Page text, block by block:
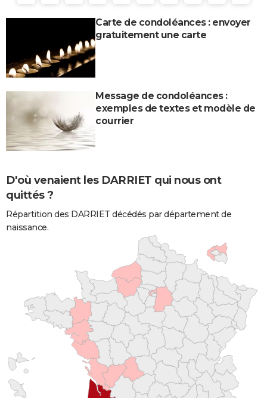
Carte de condoléances : envoyer
gratuitement une carte
Message de condoléances :
exemples de textes et modèle de
courrier
D'où venaient les DARRIET qui nous ont
quittés ?
Répartition des DARRIET décédés par département de
naissance.